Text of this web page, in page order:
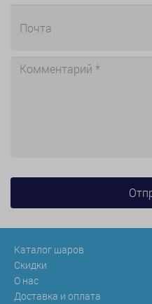
Каталог шаров
Скидки
О нас
Доставка и оплата